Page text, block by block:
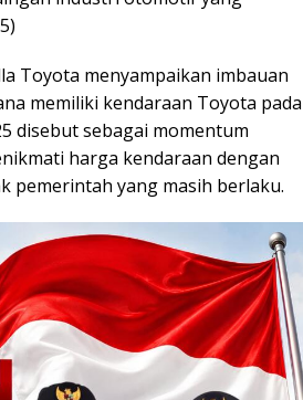
Toyota menyampaikan imbauan
memiliki kendaraan Toyota pada
disebut sebagai momentum
harga kendaraan dengan
pemerintah yang masih berlaku.